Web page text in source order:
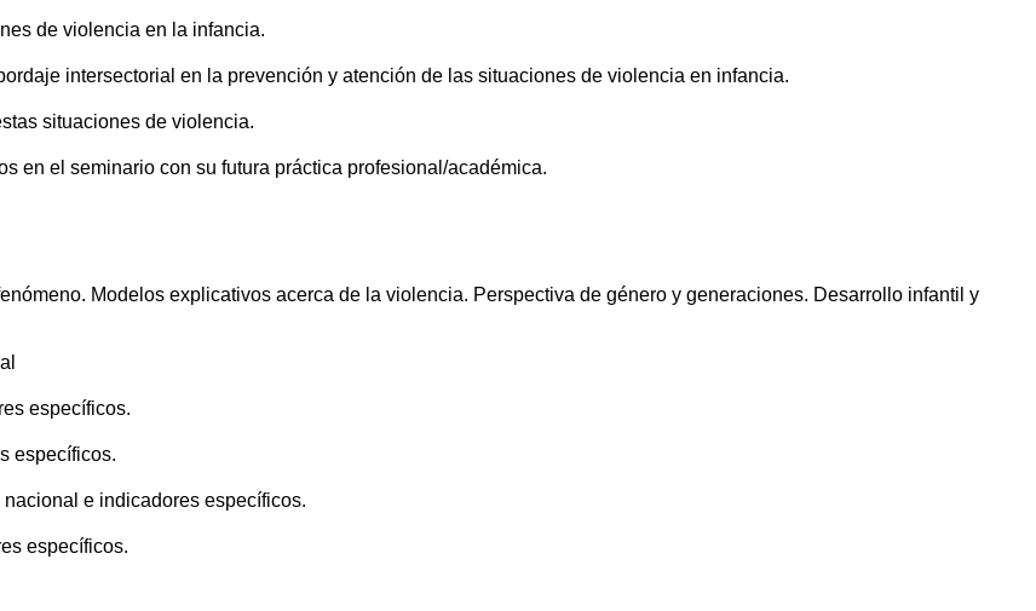
de violencia en la infancia.
intersectorial en la prevención y atención de las situaciones de violencia en infancia.
situaciones de violencia.
en el seminario con su futura práctica profesional/académica.
Modelos explicativos acerca de la violencia. Perspectiva de género y generaciones. Desarrollo infantil y
específicos.
específicos.
e indicadores específicos.
específicos.